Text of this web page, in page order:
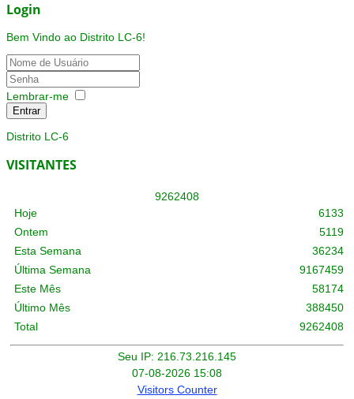
Login
Bem Vindo ao Distrito LC-6!
Lembrar-me
Entrar
Distrito LC-6
VISITANTES
9262408
Hoje
Ontem
Esta Semana
Última Semana
Este Mês
Último Mês
Total
6133
5119
36234
9167459
58174
388450
9262408
Seu IP: 216.73.216.145
07-08-2026 15:08
Visitors Counter